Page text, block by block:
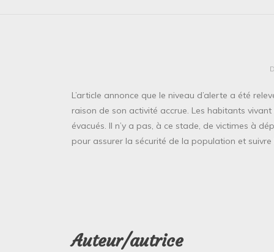
L’article annonce que le niveau d’alerte a été
raison de son activité accrue. Les habitants
évacués. Il n’y a pas, à ce stade, de victimes à
pour assurer la sécurité de la population et suivre
Auteur/autrice